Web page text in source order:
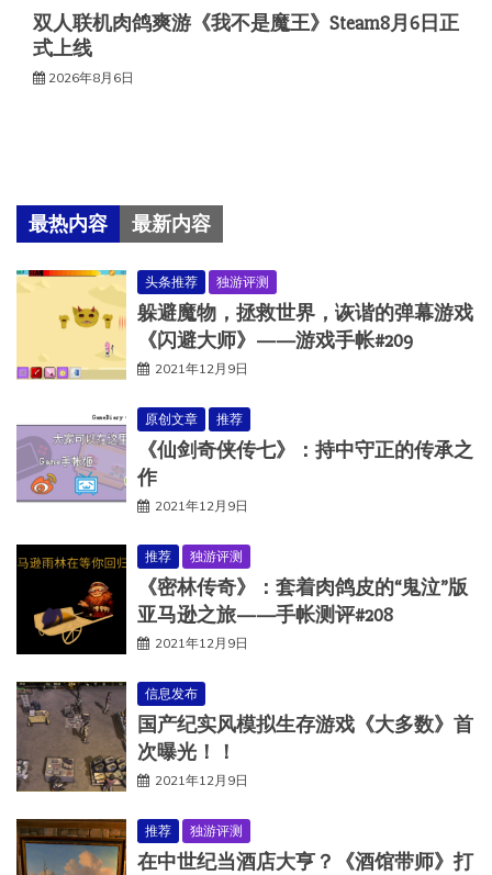
双人联机肉鸽爽游《我不是魔王》Steam8月6日正
式上线
2026年8月6日
最热内容 最新内容
头条推荐 独游评测
躲避魔物，拯救世界，诙谐的弹幕游戏
《闪避大师》——游戏手帐#209
2021年12月9日
原创文章 推荐
《仙剑奇侠传七》：持中守正的传承之
作
2021年12月9日
推荐 独游评测
《密林传奇》：套着肉鸽皮的“鬼泣”版
亚马逊之旅——手帐测评#208
2021年12月9日
信息发布
国产纪实风模拟生存游戏《大多数》首
次曝光！！
2021年12月9日
推荐 独游评测
在中世纪当酒店大亨？《酒馆带师》打